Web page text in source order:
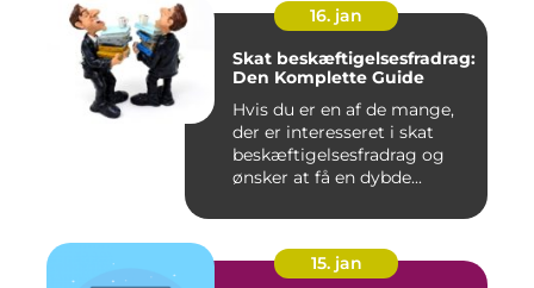
16. jan
Skat beskæftigelsesfradrag:
Den Komplette Guide
Hvis du er en af de mange,
der er interesseret i skat
beskæftigelsesfradrag og
ønsker at få en dybde...
15. jan